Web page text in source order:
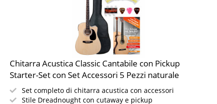
Chitarra Acustica Classic Cantabile con Pickup
Starter-Set con Set Accessori 5 Pezzi naturale
Set completo di chitarra acustica con accessori
Stile Dreadnought con cutaway e pickup